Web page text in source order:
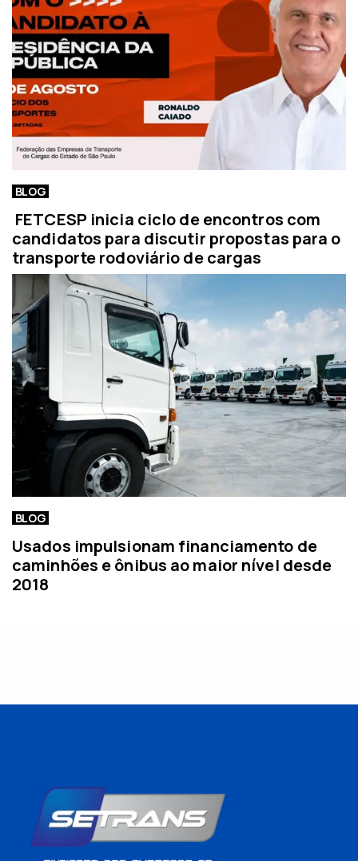
BLOG
FETCESP inicia ciclo de encontros com
candidatos para discutir propostas para o
transporte rodoviário de cargas
BLOG
Usados impulsionam financiamento de
caminhões e ônibus ao maior nível desde
2018